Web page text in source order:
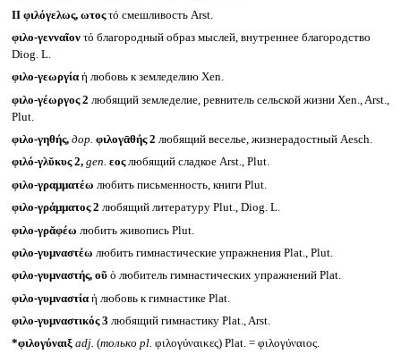
II φιλόγελως, ωτοςτό смешливость Arst.
φιλο-γενναῖον τό благородный образ мыслей, внутреннее благородство
Diog. L.
φιλο-γεωργία ἡ любовь к земледелию Xen.
φιλο-γέωργος 2 любящий земледелие, ревнитель сельской жизни Xen., Arst.,
Plut.
φιλο-γηθής, дор. φιλογᾱθής 2 любящий веселье, жизнерадостный Aesch.
φιλό-γλῠκυς 2, gen. εοςлюбящий сладкое Arst., Plut.
φιλο-γραμματέω любить письменность, книги Plut.
φιλο-γράμματος 2 любящий литературу Plut., Diog. L.
φιλο-γρᾰφέω любить живопись Plut.
φιλο-γυμναστέω любить гимнастические упражнения Plat., Plut.
φιλο-γυμναστής, οῦὁ любитель гимнастических упражнений Plat.
φιλο-γυμναστία ἡ любовь к гимнастике Plat.
φιλο-γυμναστικός 3 любящий гимнастику Plat., Arst.
*φιλογύναιξ adj. (только pl. φιλογύναικες) Plat. = φιλογύναιος.